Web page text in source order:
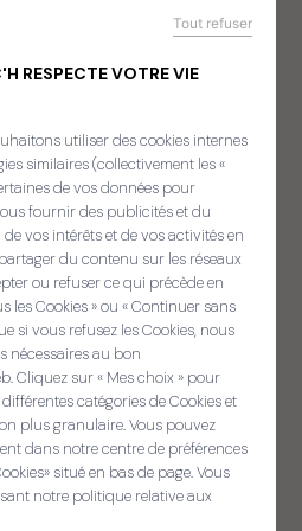
Panneau de gestion des
RESPECTE VOTRE VIE
utiliser des cookies internes
similaires (collectivement les «
de vos données pour
fournir des publicités et du
vos intérêts et de vos activités en
du contenu sur les réseaux
ou refuser ce qui précède en
les Cookies » ou « Continuer sans
si vous refusez les Cookies, nous
nécessaires au bon
Cliquez sur « Mes choix » pour
catégories de Cookies et
plus granulaire. Vous pouvez
dans notre centre de préférences
situé en bas de page. Vous
notre politique relative aux
Tout refuser